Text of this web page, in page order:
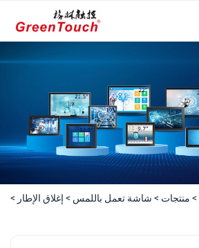
> منتجات > شاشة تعمل باللمس > إغلاق الإطار >